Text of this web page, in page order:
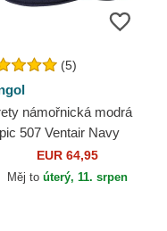
(5)
námořnická modrá
507 Ventair Navy
EUR 64,95
Měj to úterý, 11. srpen